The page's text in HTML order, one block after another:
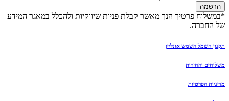
הרשמה
*במשלוח פרטיך הנך מאשר קבלת פניות שיווקיות ולהכלל במאגר המידע
של החברה.
תקנון חשמל השמש אונליין
משלוחים והחזרות
מדיניות הפרטיות